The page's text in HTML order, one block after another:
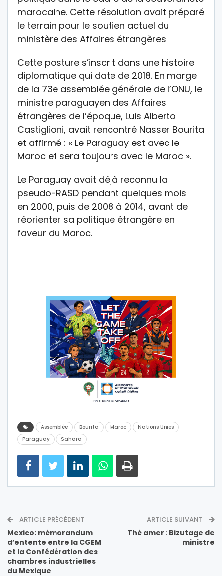
marocaine. Cette résolution avait préparé
le terrain pour le soutien actuel du
ministère des Affaires étrangères.
Cette posture s’inscrit dans une histoire
diplomatique qui date de 2018. En marge
de la 73e assemblée générale de l’ONU, le
ministre paraguayen des Affaires
étrangères de l’époque, Luis Alberto
Castiglioni, avait rencontré Nasser Bourita
et affirmé : « Le Paraguay est avec le
Maroc et sera toujours avec le Maroc ».
Le Paraguay avait déjà reconnu la
pseudo-RASD pendant quelques mois
en 2000, puis de 2008 à 2014, avant de
réorienter sa politique étrangère en
faveur du Maroc.
Assemblée Bourita Maroc
Nations Unies
Paraguay
Sahara
ARTICLE PRÉCÉDENT
Mexico: mémorandum
d’entente entre la CGEM
et la Confédération des
chambres industrielles
du Mexique
ARTICLE SUIVANT
Thé amer : Bizutage de
ministre